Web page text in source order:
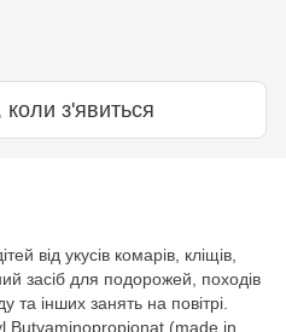
з'явиться
від укусів комарів, кліщів,
засіб для подорожей, походів
та інших занять на повітрі.
Butyaminopropionat (made in